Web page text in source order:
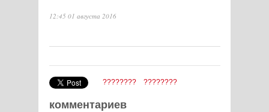
12:45 01 августа 2016
???????? ????????
комментариев